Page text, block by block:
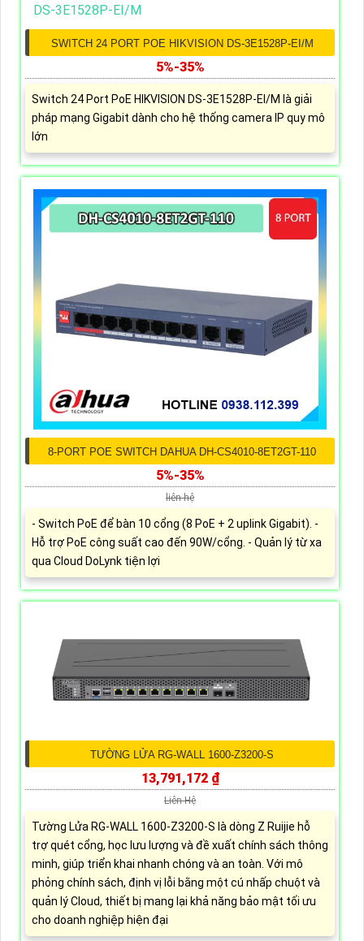
SWITCH 24 PORT POE HIKVISION DS-3E1528P-EI/M
5%-35%
Switch 24 Port PoE HIKVISION DS-3E1528P-EI/M là giải
pháp mạng Gigabit dành cho hệ thống camera IP quy mô
lớn
8-PORT POE SWITCH DAHUA DH-CS4010-8ET2GT-110
5%-35%
liên hệ
- Switch PoE để bàn 10 cổng (8 PoE + 2 uplink Gigabit). -
Hỗ trợ PoE công suất cao đến 90W/cổng. - Quản lý từ xa
qua Cloud DoLynk tiện lợi
TƯỜNG LỬA RG-WALL 1600-Z3200-S
13,791,172 ₫
Liên Hệ
Tường Lửa RG-WALL 1600-Z3200-S là dòng Z Ruijie hỗ
trợ quét cổng, học lưu lượng và đề xuất chính sách thông
minh, giúp triển khai nhanh chóng và an toàn. Với mô
phỏng chính sách, định vị lỗi bằng một cú nhấp chuột và
quản lý Cloud, thiết bị mang lại khả năng bảo mật tối ưu
cho doanh nghiệp hiện đại